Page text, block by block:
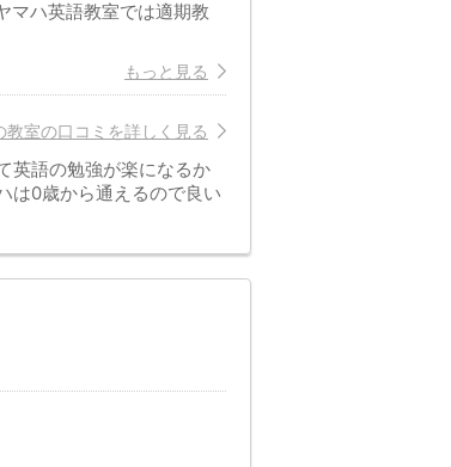
マハ英語教室では適期教
もっと見る
教室の口コミを詳しく見る
英語の勉強が楽になるか
は0歳から通えるので良い